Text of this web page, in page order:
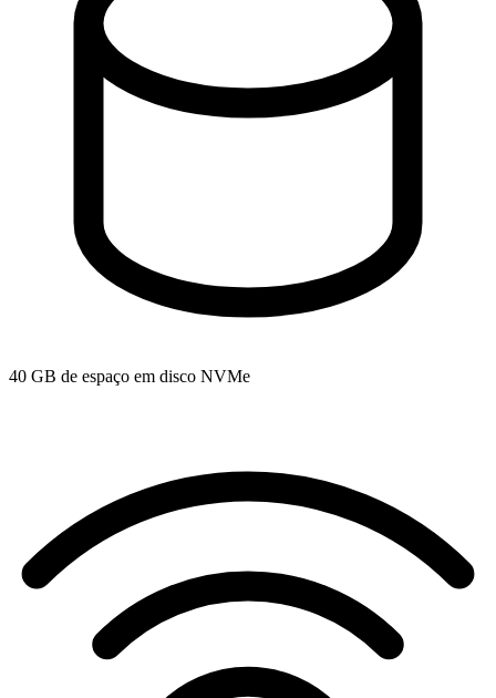
40 GB de espaço em disco NVMe